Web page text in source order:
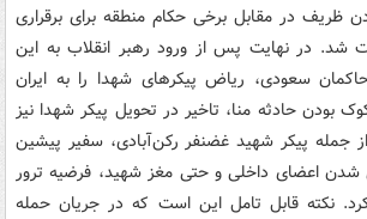
ظریف در مقابل برخی حکام منطقه برای برقراری
شد. در نهایت پس از ورود رهبر انقلاب به این
سعودی، ریاض پیکرهای شهدا را به ایران
بودن حادثه منا، تاخیر در تحویل پیکر شهدا نیز
جمله پیکر شهید غضنفر رکن‌آبادی، سفیر پیشین
شدن اعضای داخلی و حتی مغز شهید، فرضیه ترور
نکته قابل تامل این است که در جریان حمله